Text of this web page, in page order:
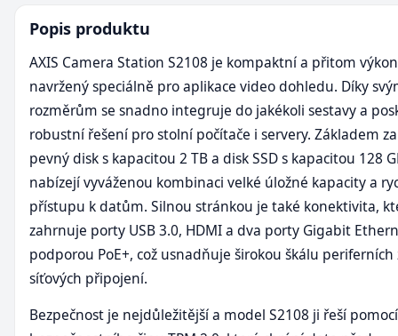
Popis produktu
AXIS Camera Station S2108 je kompaktní a přitom
navržený speciálně pro aplikace video dohledu. Díky
rozměrům se snadno integruje do jakékoli sestavy a
robustní řešení pro stolní počítače i servery. Základem
pevný disk s kapacitou 2 TB a disk SSD s kapacitou 128
nabízejí vyváženou kombinaci velké úložné kapacity a
přístupu k datům. Silnou stránkou je také konektivita,
zahrnuje porty USB 3.0, HDMI a dva porty Gigabit
podporou PoE+, což usnadňuje širokou škálu periferních
síťových připojení.
Bezpečnost je nejdůležitější a model S2108 ji řeší pomocí